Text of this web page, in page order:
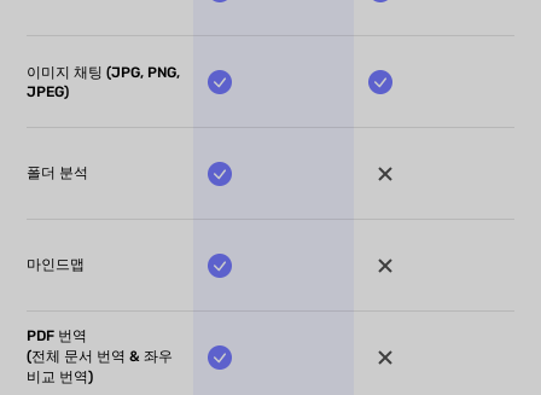
이미지 채팅 (JPG, PNG,
JPEG)
폴더 분석
마인드맵
PDF 번역
(전체 문서 번역 & 좌우
비교 번역)